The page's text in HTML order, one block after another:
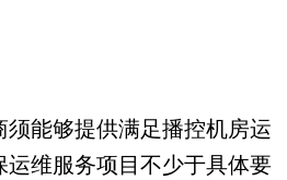
能够提供满足播控机房运
维服务项目不少于具体要